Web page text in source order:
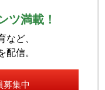
ツ満載！
ど、
信。
募集中